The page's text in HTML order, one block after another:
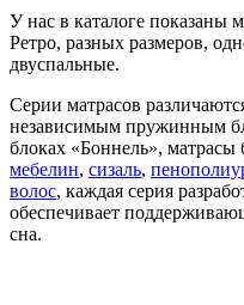
У нас в каталоге показаны
Ретро, разных размеров,
двуспальные.
Серии матрасов
независимым пружинным
блоках «Боннель», матрасы
мебелин, сизаль,
волос, каждая серия
обеспечивает
сна.